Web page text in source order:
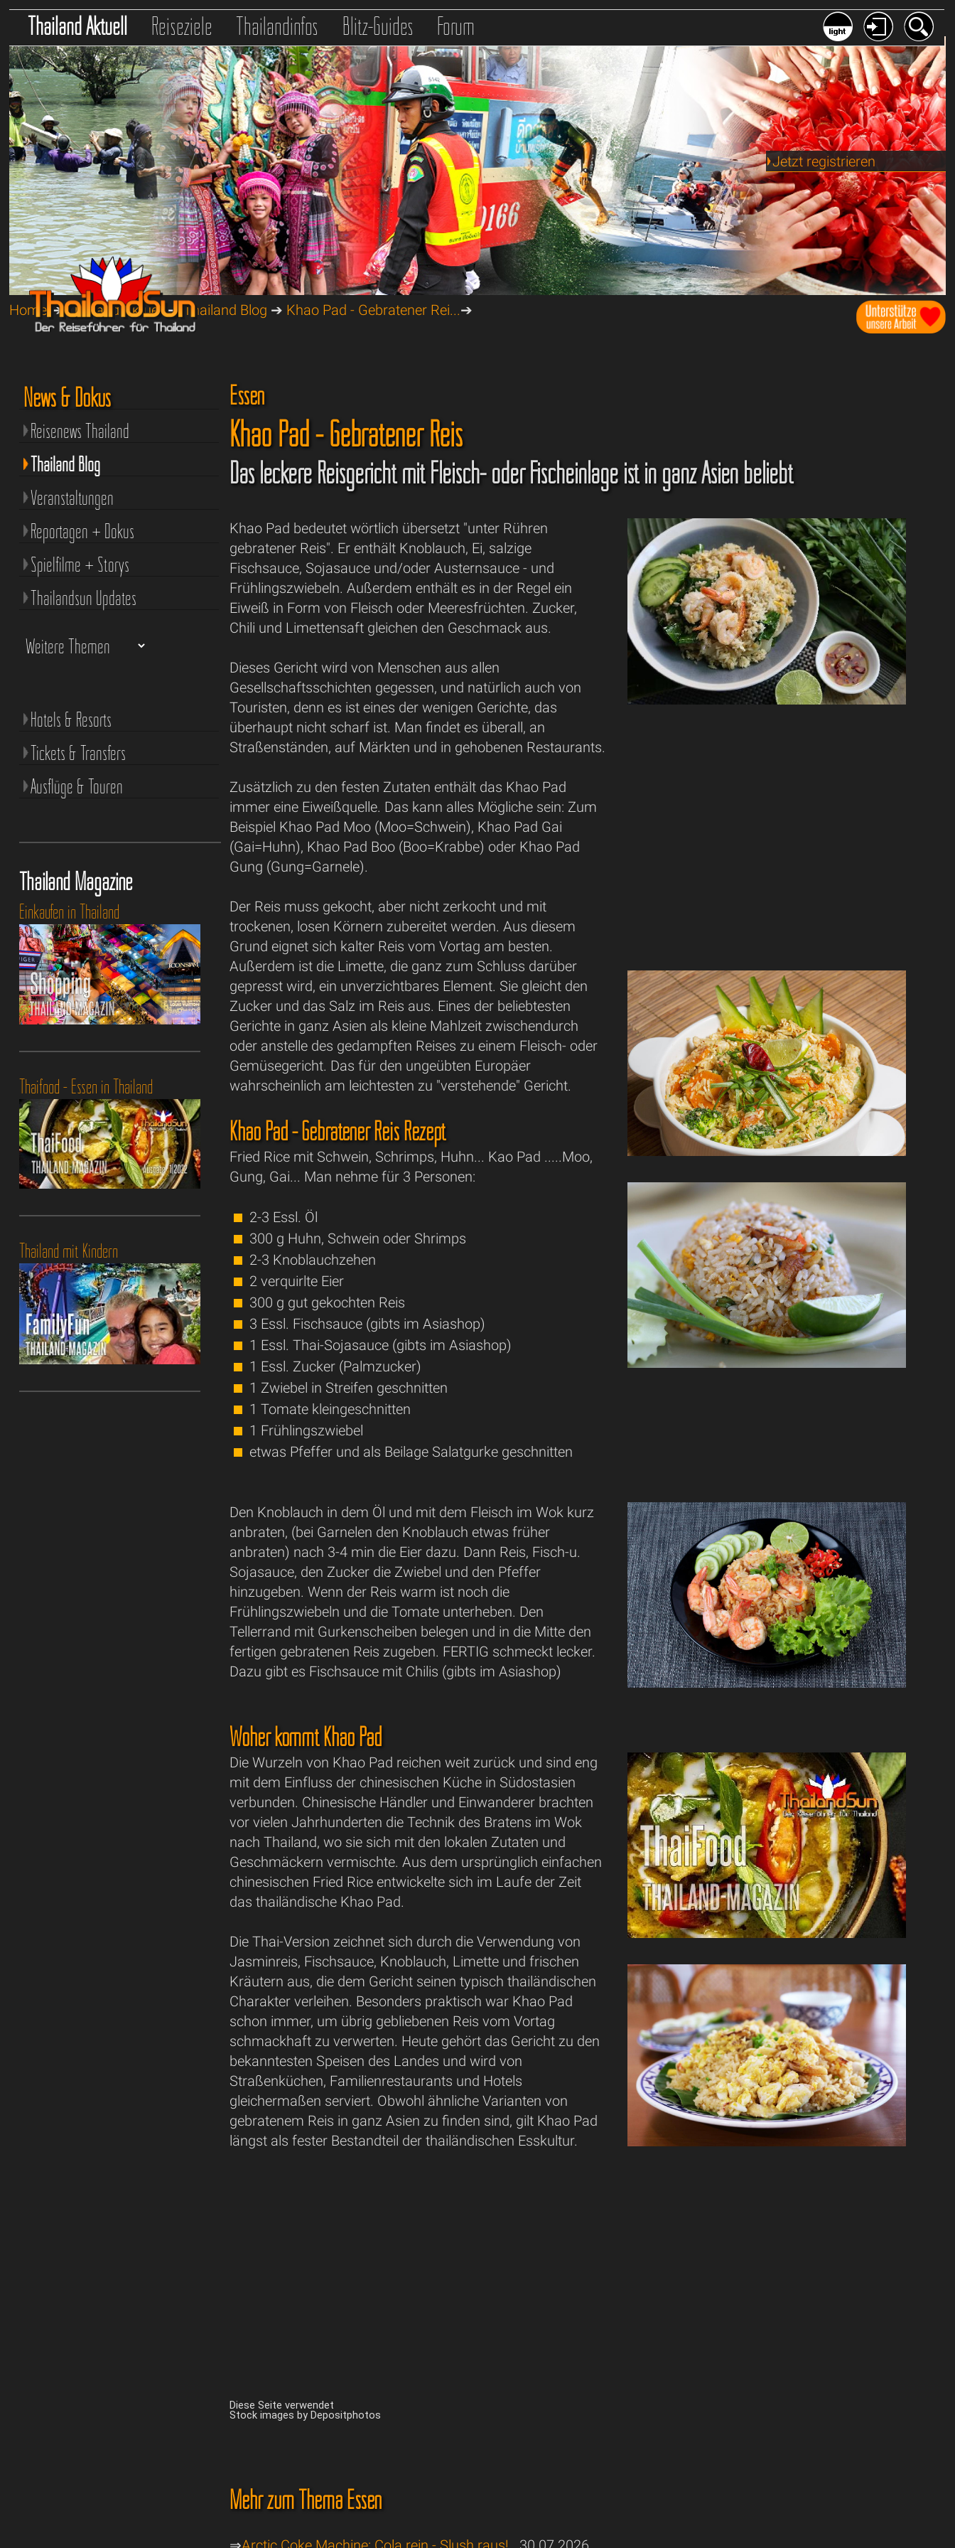
Thailand Aktuell Reiseziele Thailandinfos Blitz-Guides Forum
Jetzt registrieren
Home➔Thailand Aktuell➔Thailand Blog ➔ Khao Pad - Gebratener Rei...➔
Essen
Khao Pad - Gebratener Reis
Das leckere Reisgericht mit Fleisch- oder Fischeinlage ist in ganz Asien beliebt
Khao Pad bedeutet wörtlich übersetzt "unter Rühren
gebratener Reis". Er enthält Knoblauch, Ei, salzige
Fischsauce, Sojasauce und/oder Austernsauce - und
Frühlingszwiebeln. Außerdem enthält es in der Regel ein
Eiweiß in Form von Fleisch oder Meeresfrüchten. Zucker,
Chili und Limettensaft gleichen den Geschmack aus.
Dieses Gericht wird von Menschen aus allen
Gesellschaftsschichten gegessen, und natürlich auch von
Touristen, denn es ist eines der wenigen Gerichte, das
überhaupt nicht scharf ist. Man findet es überall, an
Straßenständen, auf Märkten und in gehobenen Restaurants.
Zusätzlich zu den festen Zutaten enthält das Khao Pad
immer eine Eiweißquelle. Das kann alles Mögliche sein: Zum
Beispiel Khao Pad Moo (Moo=Schwein), Khao Pad Gai
(Gai=Huhn), Khao Pad Boo (Boo=Krabbe) oder Khao Pad
Gung (Gung=Garnele).
Der Reis muss gekocht, aber nicht zerkocht und mit
trockenen, losen Körnern zubereitet werden. Aus diesem
Grund eignet sich kalter Reis vom Vortag am besten.
Außerdem ist die Limette, die ganz zum Schluss darüber
gepresst wird, ein unverzichtbares Element. Sie gleicht den
Zucker und das Salz im Reis aus. Eines der beliebtesten
Gerichte in ganz Asien als kleine Mahlzeit zwischendurch
oder anstelle des gedampften Reises zu einem Fleisch- oder
Gemüsegericht. Das für den ungeübten Europäer
wahrscheinlich am leichtesten zu "verstehende" Gericht.
Khao Pad - Gebratener Reis Rezept
Fried Rice mit Schwein, Schrimps, Huhn... Kao Pad .....Moo,
Gung, Gai... Man nehme für 3 Personen:
2-3 Essl. Öl
300 g Huhn, Schwein oder Shrimps
2-3 Knoblauchzehen
2 verquirlte Eier
300 g gut gekochten Reis
3 Essl. Fischsauce (gibts im Asiashop)
1 Essl. Thai-Sojasauce (gibts im Asiashop)
1 Essl. Zucker (Palmzucker)
1 Zwiebel in Streifen geschnitten
1 Tomate kleingeschnitten
1 Frühlingszwiebel
etwas Pfeffer und als Beilage Salatgurke geschnitten
Den Knoblauch in dem Öl und mit dem Fleisch im Wok kurz
anbraten, (bei Garnelen den Knoblauch etwas früher
anbraten) nach 3-4 min die Eier dazu. Dann Reis, Fisch-u.
Sojasauce, den Zucker die Zwiebel und den Pfeffer
hinzugeben. Wenn der Reis warm ist noch die
Frühlingszwiebeln und die Tomate unterheben. Den
Tellerrand mit Gurkenscheiben belegen und in die Mitte den
fertigen gebratenen Reis zugeben. FERTIG schmeckt lecker.
Dazu gibt es Fischsauce mit Chilis (gibts im Asiashop)
Woher kommt Khao Pad
Die Wurzeln von Khao Pad reichen weit zurück und sind eng
mit dem Einfluss der chinesischen Küche in Südostasien
verbunden. Chinesische Händler und Einwanderer brachten
vor vielen Jahrhunderten die Technik des Bratens im Wok
nach Thailand, wo sie sich mit den lokalen Zutaten und
Geschmäckern vermischte. Aus dem ursprünglich einfachen
chinesischen Fried Rice entwickelte sich im Laufe der Zeit
das thailändische Khao Pad.
Die Thai-Version zeichnet sich durch die Verwendung von
Jasminreis, Fischsauce, Knoblauch, Limette und frischen
Kräutern aus, die dem Gericht seinen typisch thailändischen
Charakter verleihen. Besonders praktisch war Khao Pad
schon immer, um übrig gebliebenen Reis vom Vortag
schmackhaft zu verwerten. Heute gehört das Gericht zu den
bekanntesten Speisen des Landes und wird von
Straßenküchen, Familienrestaurants und Hotels
gleichermaßen serviert. Obwohl ähnliche Varianten von
gebratenem Reis in ganz Asien zu finden sind, gilt Khao Pad
längst als fester Bestandteil der thailändischen Esskultur.
Diese Seite verwendet
Stock images by Depositphotos
Mehr zum Thema Essen
News & Dokus
Reisenews Thailand
Thailand Blog
Veranstaltungen
Reportagen + Dokus
Spielfilme + Storys
Thailandsun Updates
Hotels & Resorts
Tickets & Transfers
Ausflüge & Touren
Thailand Magazine
Einkaufen in Thailand
Thaifood - Essen in Thailand
Thailand mit Kindern